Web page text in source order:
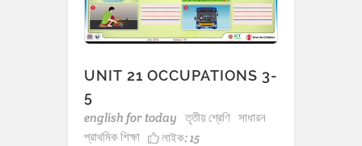
UNIT 21 OCCUPATIONS 3-
5
english for today তৃতীয় শ্রেণি সাধারন
প্রাথমিক শিক্ষা
লাইক:15